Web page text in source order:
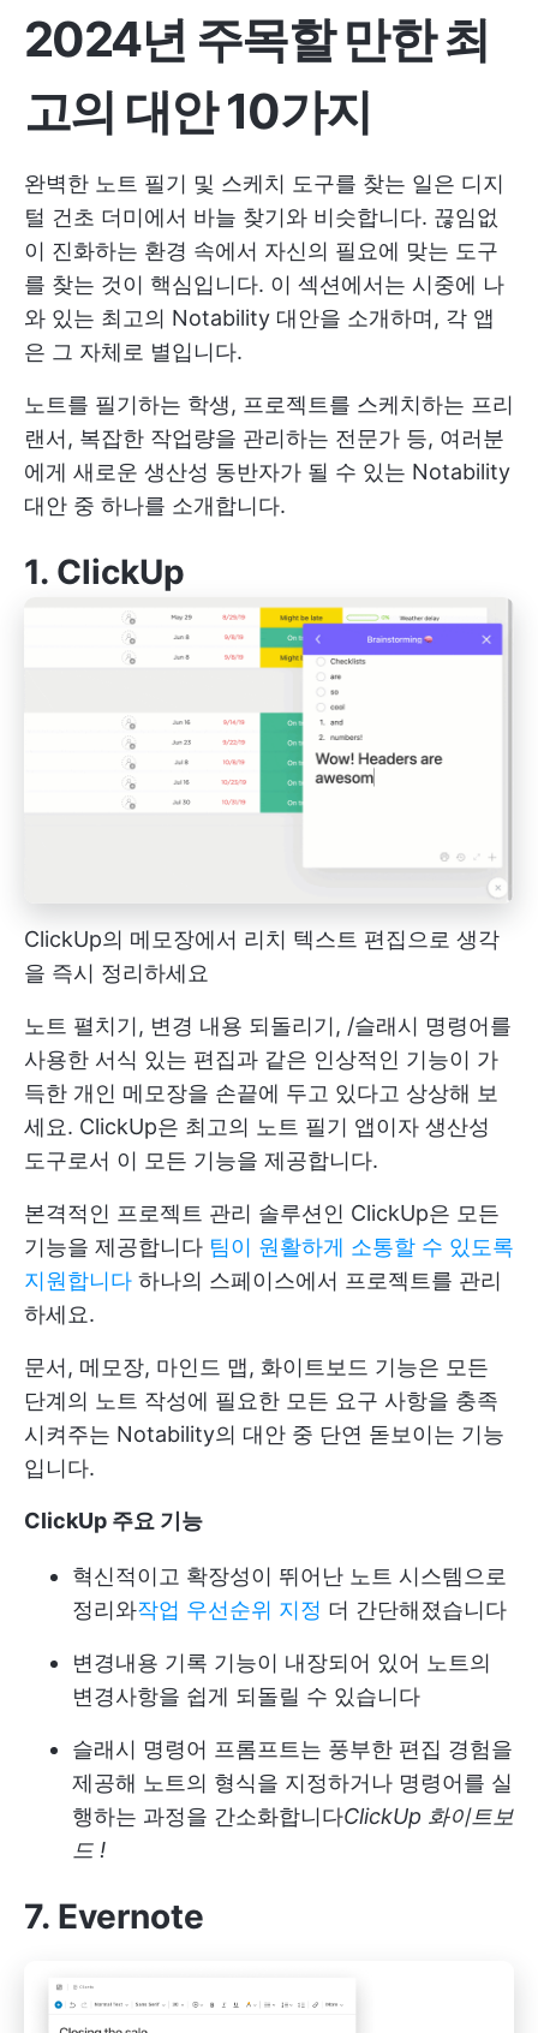
2024년 주목할 만한 최
고의 대안 10가지
완벽한 노트 필기 및 스케치 도구를 찾는 일은 디지
털 건초 더미에서 바늘 찾기와 비슷합니다. 끊임없
이 진화하는 환경 속에서 자신의 필요에 맞는 도구
를 찾는 것이 핵심입니다. 이 섹션에서는 시중에 나
와 있는 최고의 Notability 대안을 소개하며, 각 앱
은 그 자체로 별입니다.
노트를 필기하는 학생, 프로젝트를 스케치하는 프리
랜서, 복잡한 작업량을 관리하는 전문가 등, 여러분
에게 새로운 생산성 동반자가 될 수 있는 Notability
대안 중 하나를 소개합니다.
1. ClickUp
ClickUp의 메모장에서 리치 텍스트 편집으로 생각
을 즉시 정리하세요
노트 펼치기, 변경 내용 되돌리기, /슬래시 명령어를
사용한 서식 있는 편집과 같은 인상적인 기능이 가
득한 개인 메모장을 손끝에 두고 있다고 상상해 보
세요. ClickUp은 최고의 노트 필기 앱이자 생산성
도구로서 이 모든 기능을 제공합니다.
본격적인 프로젝트 관리 솔루션인 ClickUp은 모든
기능을 제공합니다 팀이 원활하게 소통할 수 있도록
지원합니다 하나의 스페이스에서 프로젝트를 관리
하세요.
문서, 메모장, 마인드 맵, 화이트보드 기능은 모든
단계의 노트 작성에 필요한 모든 요구 사항을 충족
시켜주는 Notability의 대안 중 단연 돋보이는 기능
입니다.
ClickUp 주요 기능
혁신적이고 확장성이 뛰어난 노트 시스템으로
정리와작업 우선순위 지정 더 간단해졌습니다
변경내용 기록 기능이 내장되어 있어 노트의
변경사항을 쉽게 되돌릴 수 있습니다
슬래시 명령어 프롬프트는 풍부한 편집 경험을
제공해 노트의 형식을 지정하거나 명령어를 실
행하는 과정을 간소화합니다ClickUp 화이트보
드 !
7. Evernote